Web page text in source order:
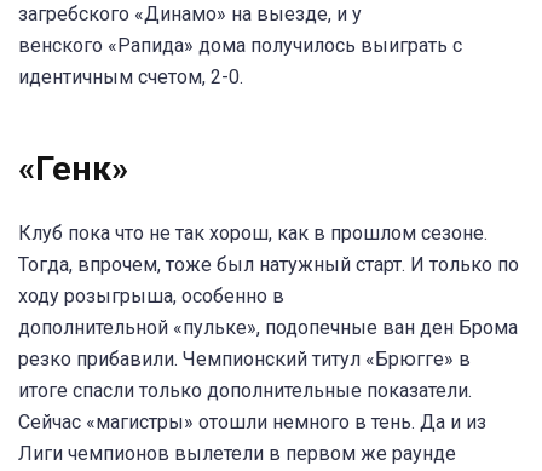
загребского «Динамо» на выезде, и у
венского «Рапида» дома получилось выиграть с
идентичным счетом, 2-0.
«Генк»
Клуб пока что не так хорош, как в прошлом сезоне.
Тогда, впрочем, тоже был натужный старт. И только по
ходу розыгрыша, особенно в
дополнительной «пульке», подопечные ван ден Брома
резко прибавили. Чемпионский титул «Брюгге» в
итоге спасли только дополнительные показатели.
Сейчас «магистры» отошли немного в тень. Да и из
Лиги чемпионов вылетели в первом же раунде